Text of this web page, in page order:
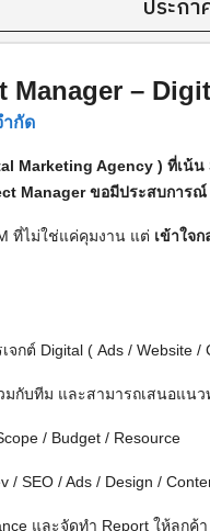
ประก
Manager –
กัด
Marketing Agency ) ที่เน้
Manager ขอมีประสบการ
ที่ไม่ใช่แค่คุมงาน แต่ เข้าใจ
กต์ Digital ( Ads / Website /
มกับทีม และสามารถเสนอแนว
/ Budget / Resource
/ SEO / Ads / Design /
และจัดทำ Report ให้ลูกค้า